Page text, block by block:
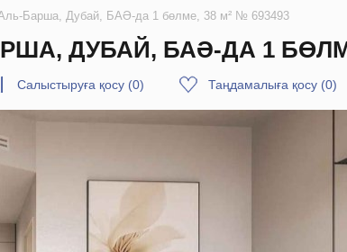
Барша, Дубай, БАӘ-да 1 бөлме, 38 м² № 693493
ДУБАЙ, БАӘ-ДА 1
Салыстыруға қосу (0) Таңдамалыға қосу (0)